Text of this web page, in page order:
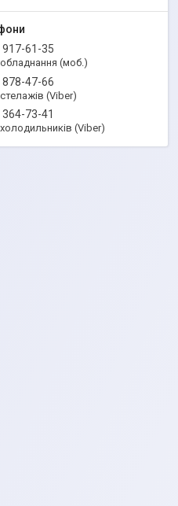
917-61-35
(моб.)
878-47-66
(Viber)
73-41
(Viber)